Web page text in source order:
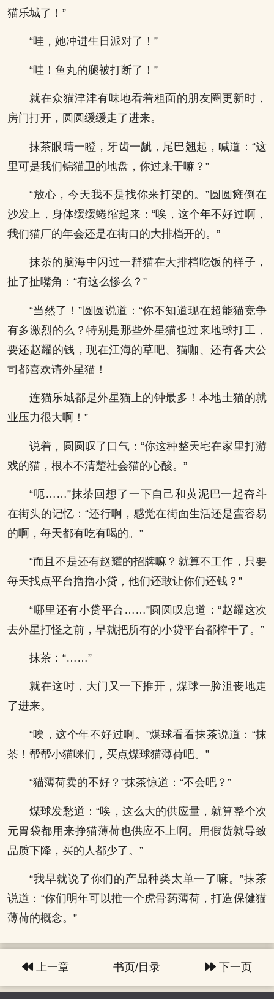
猫乐城了！”
“哇，她冲进生日派对了！”
“哇！鱼丸的腿被打断了！”
就在众猫津津有味地看着粗面的朋友圈更新时，
房门打开，圆圆缓缓走了进来。
抹茶眼睛一瞪，牙齿一龇，尾巴翘起，喊道：“这
里可是我们锦猫卫的地盘，你过来干嘛？”
“放心，今天我不是找你来打架的。”圆圆瘫倒在
沙发上，身体缓缓蜷缩起来：“唉，这个年不好过啊，
我们猫厂的年会还是在街口的大排档开的。”
抹茶的脑海中闪过一群猫在大排档吃饭的样子，
扯了扯嘴角：“有这么惨么？”
“当然了！”圆圆说道：“你不知道现在超能猫竞争
有多激烈的么？特别是那些外星猫也过来地球打工，
要还赵耀的钱，现在江海的草吧、猫咖、还有各大公
司都喜欢请外星猫！
连猫乐城都是外星猫上的钟最多！本地土猫的就
业压力很大啊！”
说着，圆圆叹了口气：“你这种整天宅在家里打游
戏的猫，根本不清楚社会猫的心酸。”
“呃……”抹茶回想了一下自己和黄泥巴一起奋斗
在街头的记忆：“还行啊，感觉在街面生活还是蛮容易
的啊，每天都有吃有喝的。”
“而且不是还有赵耀的招牌嘛？就算不工作，只要
每天找点平台撸撸小贷，他们还敢让你们还钱？”
“哪里还有小贷平台……”圆圆叹息道：“赵耀这次
去外星打怪之前，早就把所有的小贷平台都榨干了。”
抹茶：“……”
就在这时，大门又一下推开，煤球一脸沮丧地走
了进来。
“唉，这个年不好过啊。”煤球看看抹茶说道：“抹
茶！帮帮小猫咪们，买点煤球猫薄荷吧。”
“猫薄荷卖的不好？”抹茶惊道：“不会吧？”
煤球发愁道：“唉，这么大的供应量，就算整个次
元胃袋都用来挣猫薄荷也供应不上啊。用假货就导致
品质下降，买的人都少了。”
“我早就说了你们的产品种类太单一了嘛。”抹茶
说道：“你们明年可以推一个虎骨药薄荷，打造保健猫
薄荷的概念。”
上一章 书页/目录 下一页